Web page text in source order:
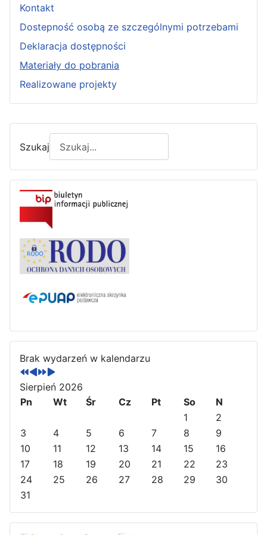
Szukaj
Brak wydarzeń w kalendarzu
P
o
p
r
z
d
n
o
k
P
o
p
r
z
n
i
i
e
s
N
a
s
t
N
a
s
t
m
i
Sierpień 2026
Pn
Wt Śr Cz Pt So
N
1
2
3
4 5 6 7 8
9
10
11 12 13 14 15
16
17
18 19 20 21 22
23
24
25 26 27 28 29
30
31
Kontakt
Dostepność osobą ze szczególnymi potrzebami
Deklaracja dostępności
Materiały do pobrania
Realizowane projekty